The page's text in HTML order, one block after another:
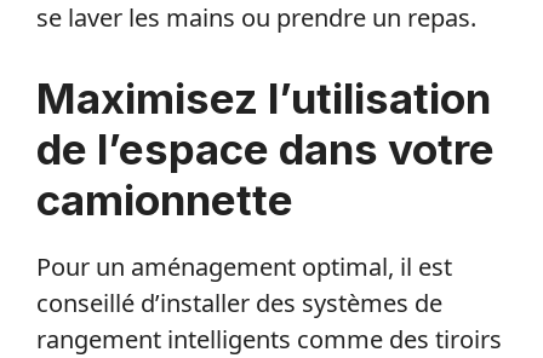
se laver les mains ou prendre un repas.
Maximisez l’utilisation
de l’espace dans votre
camionnette
Pour un aménagement optimal, il est
conseillé d’installer des systèmes de
rangement intelligents comme des tiroirs